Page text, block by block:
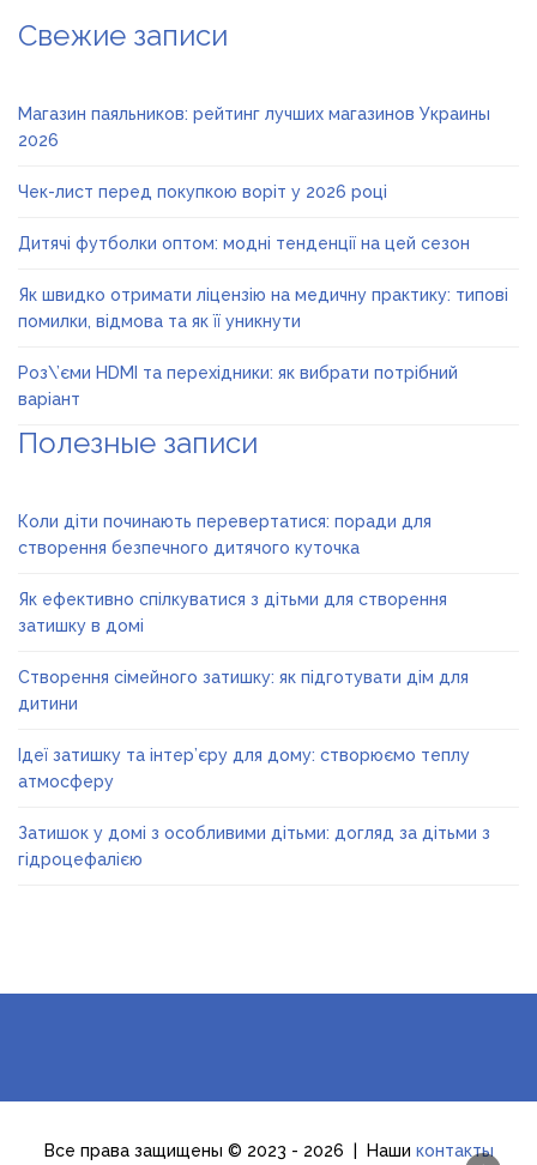
Свежие записи
Магазин паяльников: рейтинг лучших магазинов Украины
2026
Чек-лист перед покупкою воріт у 2026 році
Дитячі футболки оптом: модні тенденції на цей сезон
Як швидко отримати ліцензію на медичну практику: типові
помилки, відмова та як її уникнути
Роз\’єми HDMI та перехідники: як вибрати потрібний
варіант
Полезные записи
Коли діти починають перевертатися: поради для
створення безпечного дитячого куточка
Як ефективно спілкуватися з дітьми для створення
затишку в домі
Створення сімейного затишку: як підготувати дім для
дитини
Ідеї затишку та інтер’єру для дому: створюємо теплу
атмосферу
Затишок у домі з особливими дітьми: догляд за дітьми з
гідроцефалією
Все права защищены © 2023 - 2026 | Наши контакты